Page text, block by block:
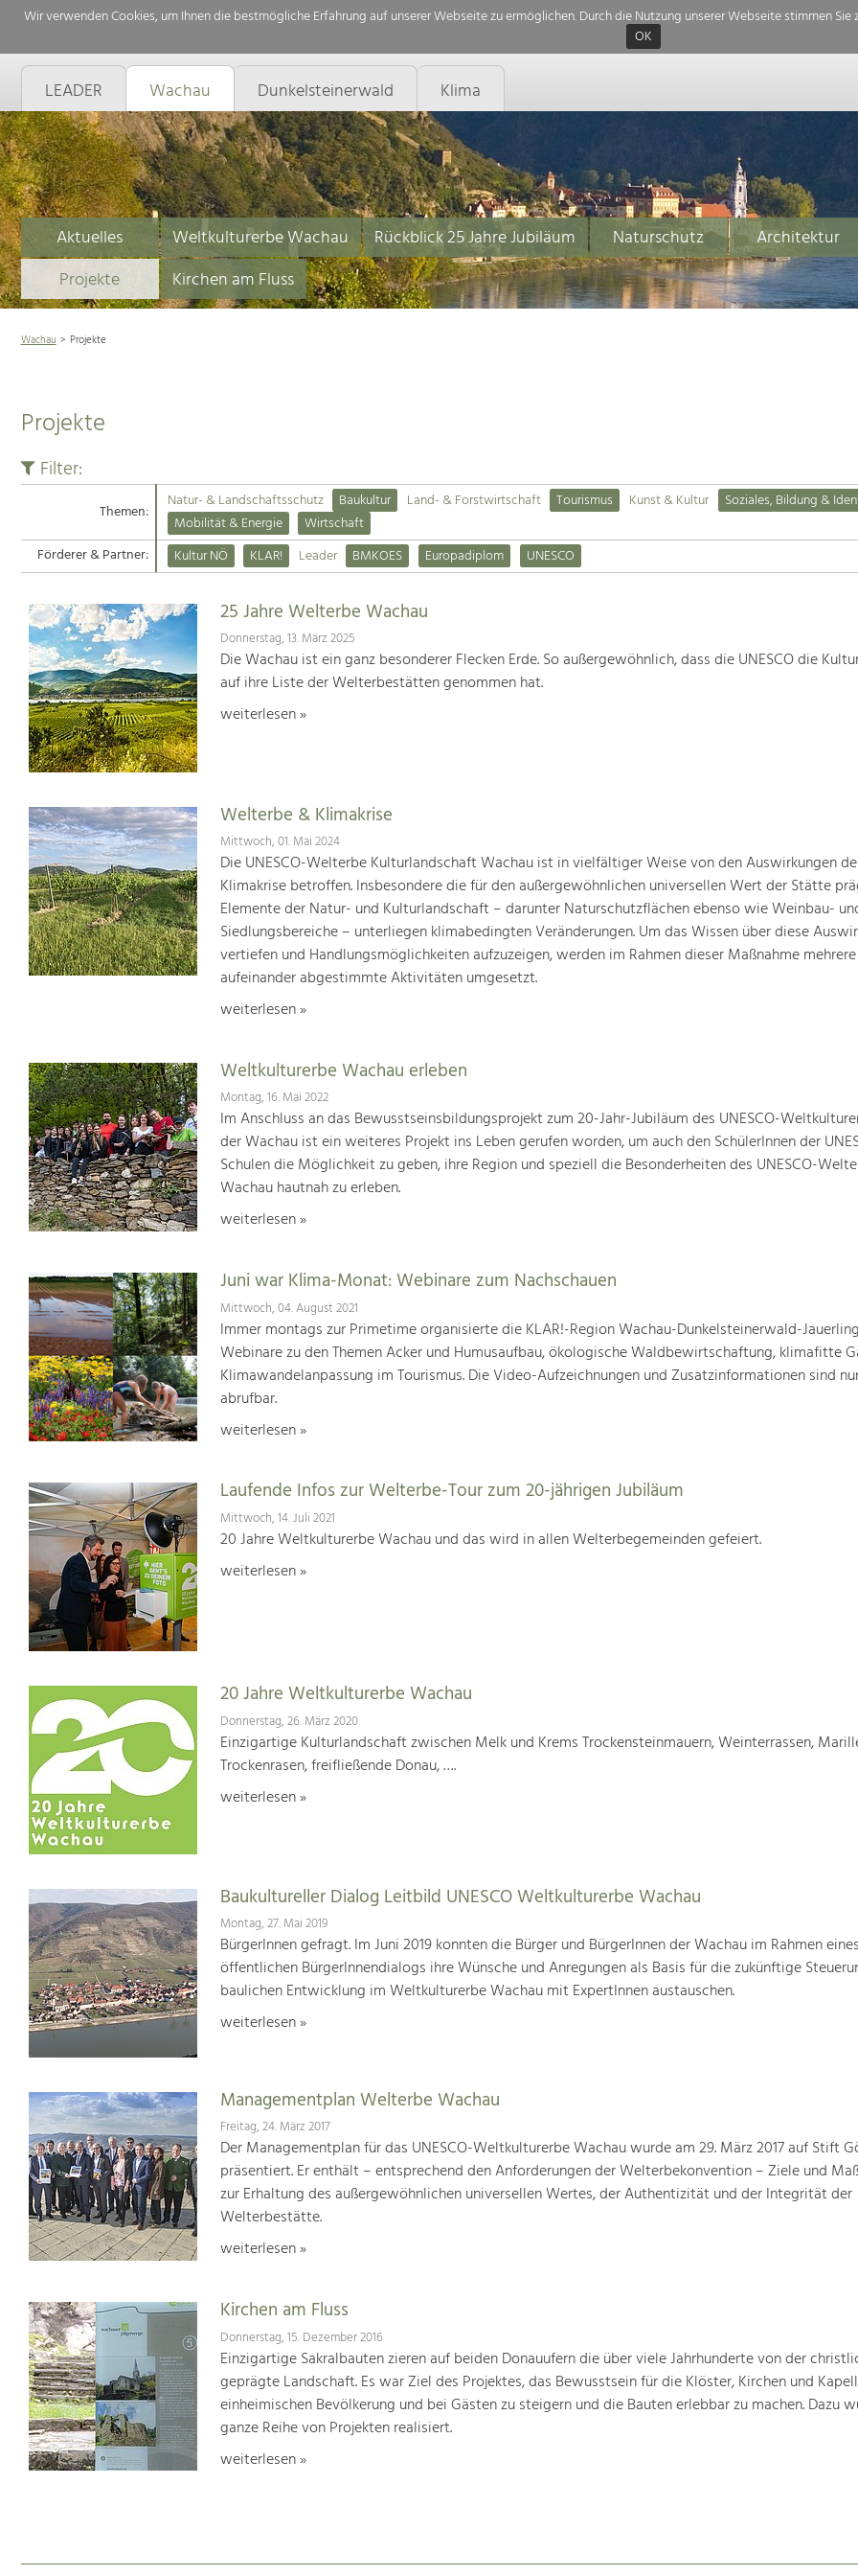
Wir verwenden Cookies, um Ihnen die bestmögliche Erfahrung auf unserer Webseite zu ermöglichen. Durch die Nutzung unserer Webseite stimmen
OK
LEADER Wachau Dunkelsteinerwald Klima
Aktuelles Weltkulturerbe Wachau Rückblick 25 Jahre Jubiläum Naturschutz Architektur
Projekte
Kirchen am Fluss
Wachau Projekte
Projekte
Filter:
Themen: Natur- & Landschaftsschutz Baukultur Land- & Forstwirtschaft Tourismus Kunst & Kultur
Soziales, Bildung &
Mobilität & Energie
Wirtschaft
Förderer & Partner:
Kultur NÖ KLAR! Leader BMKOES Europadiplom UNESCO
25 Jahre Welterbe Wachau
Donnerstag, 13. März 2025
Die Wachau ist ein ganz besonderer Flecken Erde. So außergewöhnlich, dass die UNESCO die
auf ihre Liste der Welterbestätten genommen hat.
weiterlesen »
Welterbe & Klimakrise
Mittwoch, 01. Mai 2024
Die UNESCO-Welterbe Kulturlandschaft Wachau ist in vielfältiger Weise von den Auswirkungen
Klimakrise betroffen. Insbesondere die für den außergewöhnlichen universellen Wert der Stätte
Elemente der Natur- und Kulturlandschaft – darunter Naturschutzflächen ebenso wie Weinbau-
Siedlungsbereiche – unterliegen klimabedingten Veränderungen. Um das Wissen über diese
vertiefen und Handlungsmöglichkeiten aufzuzeigen, werden im Rahmen dieser Maßnahme mehrere
aufeinander abgestimmte Aktivitäten umgesetzt.
weiterlesen »
Weltkulturerbe Wachau erleben
Montag, 16. Mai 2022
Im Anschluss an das Bewusstseinsbildungsprojekt zum 20-Jahr-Jubiläum des UNESCO-
der Wachau ist ein weiteres Projekt ins Leben gerufen worden, um auch den SchülerInnen der
Schulen die Möglichkeit zu geben, ihre Region und speziell die Besonderheiten des UNESCO-
Wachau hautnah zu erleben.
weiterlesen »
Juni war Klima-Monat: Webinare zum Nachschauen
Mittwoch, 04. August 2021
Immer montags zur Primetime organisierte die KLAR!-Region Wachau-Dunkelsteinerwald-
Webinare zu den Themen Acker und Humusaufbau, ökologische Waldbewirtschaftung, klimafitte
Klimawandelanpassung im Tourismus. Die Video-Aufzeichnungen und Zusatzinformationen sind
abrufbar.
weiterlesen »
Laufende Infos zur Welterbe-Tour zum 20-jährigen Jubiläum
Mittwoch, 14. Juli 2021
20 Jahre Weltkulturerbe Wachau und das wird in allen Welterbegemeinden gefeiert.
weiterlesen »
20 Jahre Weltkulturerbe Wachau
Donnerstag, 26. März 2020
Einzigartige Kulturlandschaft zwischen Melk und Krems Trockensteinmauern, Weinterrassen,
Trockenrasen, freifließende Donau, ….
weiterlesen »
Baukultureller Dialog Leitbild UNESCO Weltkulturerbe Wachau
Montag, 27. Mai 2019
BürgerInnen gefragt. Im Juni 2019 konnten die Bürger und BürgerInnen der Wachau im Rahmen eines
öffentlichen BürgerInnendialogs ihre Wünsche und Anregungen als Basis für die zukünftige
baulichen Entwicklung im Weltkulturerbe Wachau mit ExpertInnen austauschen.
weiterlesen »
Managementplan Welterbe Wachau
Freitag, 24. März 2017
Der Managementplan für das UNESCO-Weltkulturerbe Wachau wurde am 29. März 2017 auf Stift
präsentiert. Er enthält – entsprechend den Anforderungen der Welterbekonvention – Ziele und
zur Erhaltung des außergewöhnlichen universellen Wertes, der Authentizität und der Integrität der
Welterbestätte.
weiterlesen »
Kirchen am Fluss
Donnerstag, 15. Dezember 2016
Einzigartige Sakralbauten zieren auf beiden Donauufern die über viele Jahrhunderte von der
geprägte Landschaft. Es war Ziel des Projektes, das Bewusstsein für die Klöster, Kirchen und
einheimischen Bevölkerung und bei Gästen zu steigern und die Bauten erlebbar zu machen. Dazu
ganze Reihe von Projekten realisiert.
weiterlesen »